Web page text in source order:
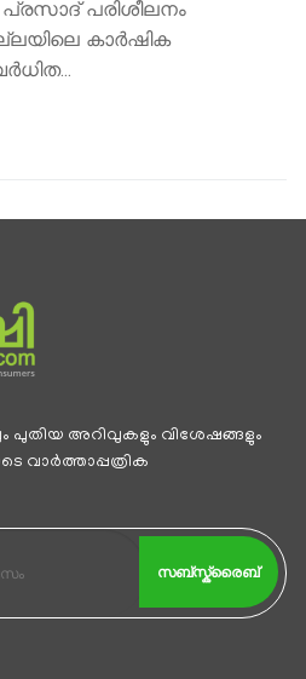
പ്രസാദ് പരിശീലനം
കാർഷിക
പുതിയ അറിവുകളും വിശേഷങ്ങളും
വാര്‍ത്താപ്പത്രിക
സബ്സ്ക്രൈബ്